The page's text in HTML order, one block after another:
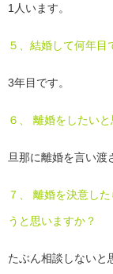
1人います。
５、結婚して何年目
3年目です。
６、 離婚をしたい
旦那に離婚を言い渡
７、 離婚を決意し
うと思いますか？
たぶん相談しないと